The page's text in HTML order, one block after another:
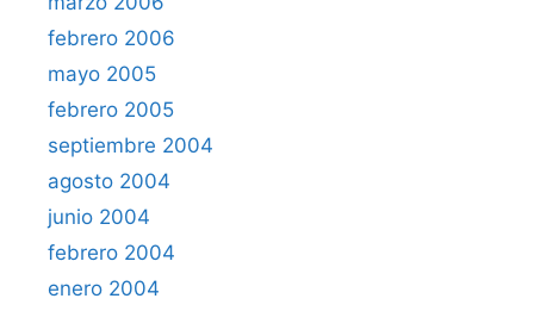
febrero 2006
mayo 2005
febrero 2005
septiembre 2004
agosto 2004
junio 2004
febrero 2004
enero 2004